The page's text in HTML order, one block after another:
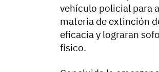
vehículo policial para
materia de extinción
eficacia y lograran
físico.